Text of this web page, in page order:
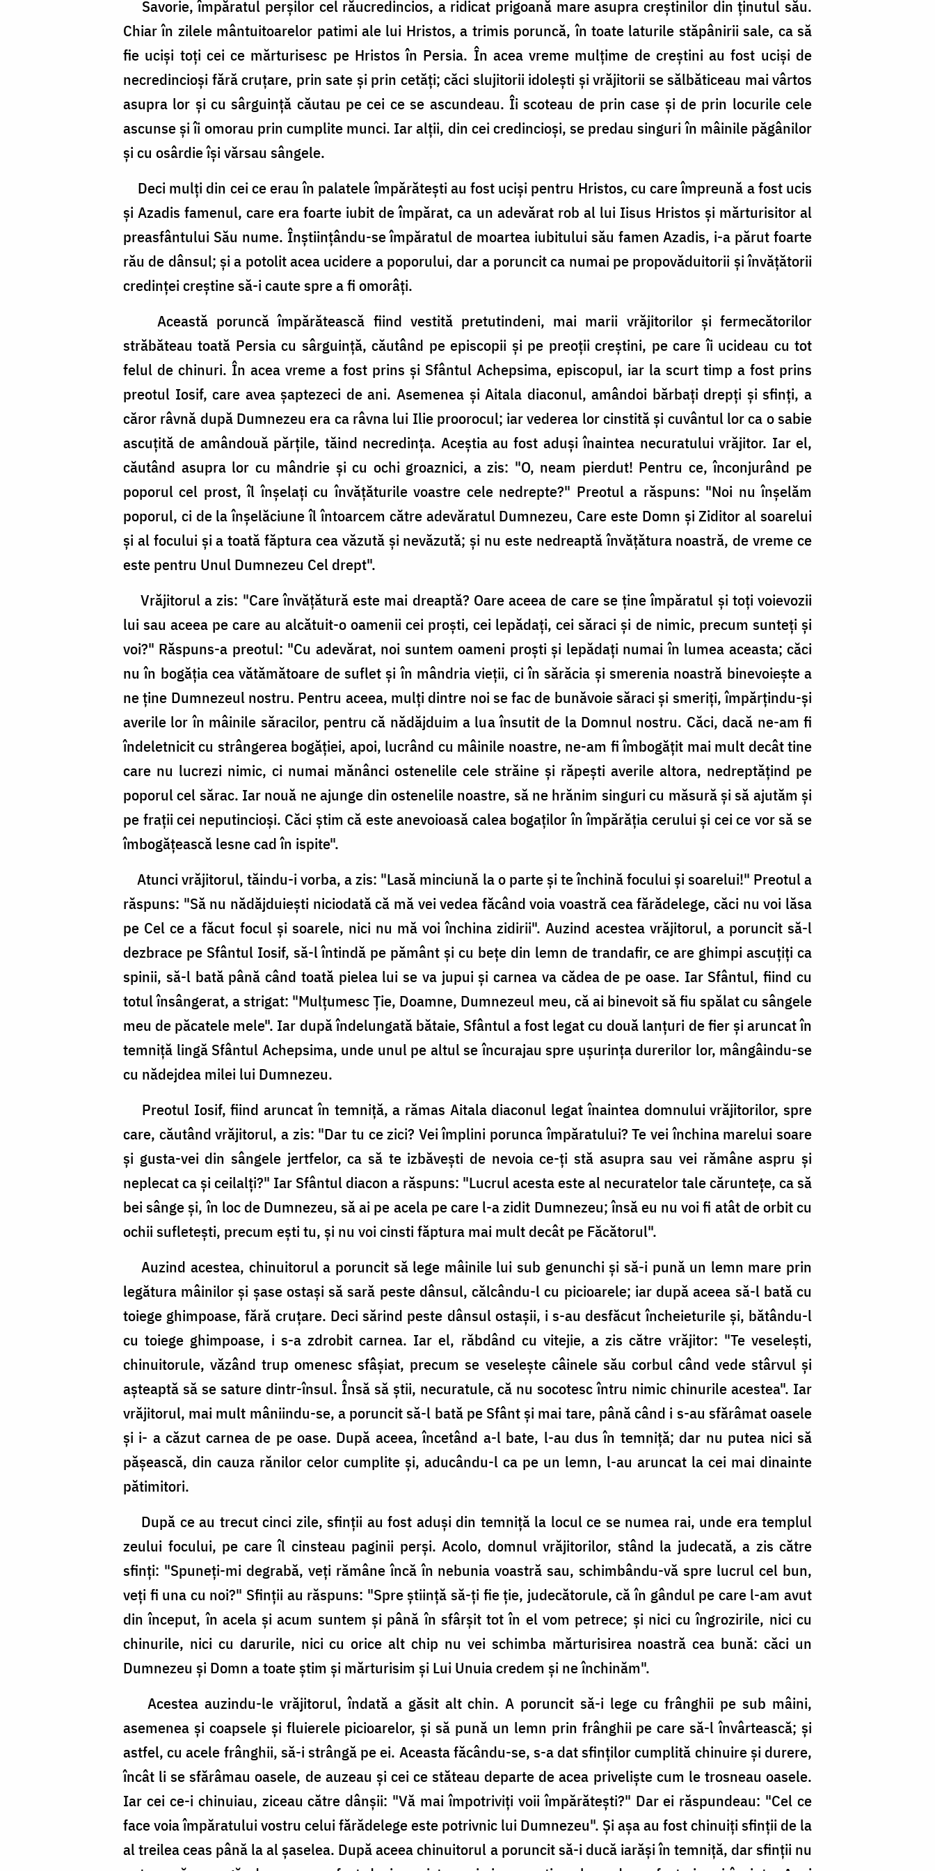
Savorie, împăratul perşilor cel răucredincios, a ridicat prigoană mare asupra creştinilor din ţinutul său.
Chiar în zilele mântuitoarelor patimi ale lui Hristos, a trimis poruncă, în toate laturile stăpânirii sale, ca să
fie ucişi toţi cei ce mărturisesc pe Hristos în Persia. În acea vreme mulţime de creştini au fost ucişi de
necredincioşi fără cruţare, prin sate şi prin cetăţi; căci slujitorii idoleşti şi vrăjitorii se sălbăticeau mai vârtos
asupra lor şi cu sârguinţă căutau pe cei ce se ascundeau. Îi scoteau de prin case şi de prin locurile cele
ascunse şi îi omorau prin cumplite munci. Iar alţii, din cei credincioşi, se predau singuri în mâinile păgânilor
şi cu osârdie îşi vărsau sângele.
Deci mulţi din cei ce erau în palatele împărăteşti au fost ucişi pentru Hristos, cu care împreună a fost ucis
şi Azadis famenul, care era foarte iubit de împărat, ca un adevărat rob al lui Iisus Hristos şi mărturisitor al
preasfântului Său nume. Înştiinţându-se împăratul de moartea iubitului său famen Azadis, i-a părut foarte
rău de dânsul; şi a potolit acea ucidere a poporului, dar a poruncit ca numai pe propovăduitorii şi învăţătorii
credinţei creştine să-i caute spre a fi omorâţi.
Această poruncă împărătească fiind vestită pretutindeni, mai marii vrăjitorilor şi fermecătorilor
străbăteau toată Persia cu sârguinţă, căutând pe episcopii şi pe preoţii creştini, pe care îi ucideau cu tot
felul de chinuri. În acea vreme a fost prins şi Sfântul Achepsima, episcopul, iar la scurt timp a fost prins
preotul Iosif, care avea şaptezeci de ani. Asemenea şi Aitala diaconul, amândoi bărbaţi drepţi şi sfinţi, a
căror râvnă după Dumnezeu era ca râvna lui Ilie proorocul; iar vederea lor cinstită şi cuvântul lor ca o sabie
ascuţită de amândouă părţile, tăind necredinţa. Aceştia au fost aduşi înaintea necuratului vrăjitor. Iar el,
căutând asupra lor cu mândrie şi cu ochi groaznici, a zis: "O, neam pierdut! Pentru ce, înconjurând pe
poporul cel prost, îl înşelaţi cu învăţăturile voastre cele nedrepte?" Preotul a răspuns: "Noi nu înşelăm
poporul, ci de la înşelăciune îl întoarcem către adevăratul Dumnezeu, Care este Domn şi Ziditor al soarelui
şi al focului şi a toată făptura cea văzută şi nevăzută; şi nu este nedreaptă învăţătura noastră, de vreme ce
este pentru Unul Dumnezeu Cel drept".
Vrăjitorul a zis: "Care învăţătură este mai dreaptă? Oare aceea de care se ţine împăratul şi toţi voievozii
lui sau aceea pe care au alcătuit-o oamenii cei proşti, cei lepădaţi, cei săraci şi de nimic, precum sunteţi şi
voi?" Răspuns-a preotul: "Cu adevărat, noi suntem oameni proşti şi lepădaţi numai în lumea aceasta; căci
nu în bogăţia cea vătămătoare de suflet şi în mândria vieţii, ci în sărăcia şi smerenia noastră binevoieşte a
ne ţine Dumnezeul nostru. Pentru aceea, mulţi dintre noi se fac de bunăvoie săraci şi smeriţi, împărţindu-şi
averile lor în mâinile săracilor, pentru că nădăjduim a lua însutit de la Domnul nostru. Căci, dacă ne-am fi
îndeletnicit cu strângerea bogăţiei, apoi, lucrând cu mâinile noastre, ne-am fi îmbogăţit mai mult decât tine
care nu lucrezi nimic, ci numai mănânci ostenelile cele străine şi răpeşti averile altora, nedreptăţind pe
poporul cel sărac. Iar nouă ne ajunge din ostenelile noastre, să ne hrănim singuri cu măsură şi să ajutăm şi
pe fraţii cei neputincioşi. Căci ştim că este anevoioasă calea bogaţilor în împărăţia cerului şi cei ce vor să se
îmbogăţească lesne cad în ispite".
Atunci vrăjitorul, tăindu-i vorba, a zis: "Lasă minciună la o parte şi te închină focului şi soarelui!" Preotul a
răspuns: "Să nu nădăjduieşti niciodată că mă vei vedea făcând voia voastră cea fărădelege, căci nu voi lăsa
pe Cel ce a făcut focul şi soarele, nici nu mă voi închina zidirii". Auzind acestea vrăjitorul, a poruncit să-l
dezbrace pe Sfântul Iosif, să-l întindă pe pământ şi cu beţe din lemn de trandafir, ce are ghimpi ascuţiţi ca
spinii, să-l bată până când toată pielea lui se va jupui şi carnea va cădea de pe oase. Iar Sfântul, fiind cu
totul însângerat, a strigat: "Mulţumesc Ţie, Doamne, Dumnezeul meu, că ai binevoit să fiu spălat cu sângele
meu de păcatele mele". Iar după îndelungată bătaie, Sfântul a fost legat cu două lanţuri de fier şi aruncat în
temniţă lingă Sfântul Achepsima, unde unul pe altul se încurajau spre uşurinţa durerilor lor, mângâindu-se
cu nădejdea milei lui Dumnezeu.
Preotul Iosif, fiind aruncat în temniţă, a rămas Aitala diaconul legat înaintea domnului vrăjitorilor, spre
care, căutând vrăjitorul, a zis: "Dar tu ce zici? Vei împlini porunca împăratului? Te vei închina marelui soare
şi gusta-vei din sângele jertfelor, ca să te izbăveşti de nevoia ce-ţi stă asupra sau vei rămâne aspru şi
neplecat ca şi ceilalţi?" Iar Sfântul diacon a răspuns: "Lucrul acesta este al necuratelor tale cărunteţe, ca să
bei sânge şi, în loc de Dumnezeu, să ai pe acela pe care l-a zidit Dumnezeu; însă eu nu voi fi atât de orbit cu
ochii sufleteşti, precum eşti tu, şi nu voi cinsti făptura mai mult decât pe Făcătorul".
Auzind acestea, chinuitorul a poruncit să lege mâinile lui sub genunchi şi să-i pună un lemn mare prin
legătura mâinilor şi şase ostaşi să sară peste dânsul, călcându-l cu picioarele; iar după aceea să-l bată cu
toiege ghimpoase, fără cruţare. Deci sărind peste dânsul ostaşii, i s-au desfăcut încheieturile şi, bătându-l
cu toiege ghimpoase, i s-a zdrobit carnea. Iar el, răbdând cu vitejie, a zis către vrăjitor: "Te veseleşti,
chinuitorule, văzând trup omenesc sfâşiat, precum se veseleşte câinele său corbul când vede stârvul şi
aşteaptă să se sature dintr-însul. Însă să ştii, necuratule, că nu socotesc întru nimic chinurile acestea". Iar
vrăjitorul, mai mult mâniindu-se, a poruncit să-l bată pe Sfânt şi mai tare, până când i s-au sfărâmat oasele
şi i- a căzut carnea de pe oase. După aceea, încetând a-l bate, l-au dus în temniţă; dar nu putea nici să
păşească, din cauza rănilor celor cumplite şi, aducându-l ca pe un lemn, l-au aruncat la cei mai dinainte
pătimitori.
După ce au trecut cinci zile, sfinţii au fost aduşi din temniţă la locul ce se numea rai, unde era templul
zeului focului, pe care îl cinsteau paginii perşi. Acolo, domnul vrăjitorilor, stând la judecată, a zis către
sfinţi: "Spuneţi-mi degrabă, veţi rămâne încă în nebunia voastră sau, schimbându-vă spre lucrul cel bun,
veţi fi una cu noi?" Sfinţii au răspuns: "Spre ştiinţă să-ţi fie ţie, judecătorule, că în gândul pe care l-am avut
din început, în acela şi acum suntem şi până în sfârşit tot în el vom petrece; şi nici cu îngrozirile, nici cu
chinurile, nici cu darurile, nici cu orice alt chip nu vei schimba mărturisirea noastră cea bună: căci un
Dumnezeu şi Domn a toate ştim şi mărturisim şi Lui Unuia credem şi ne închinăm".
Acestea auzindu-le vrăjitorul, îndată a găsit alt chin. A poruncit să-i lege cu frânghii pe sub mâini,
asemenea şi coapsele şi fluierele picioarelor, şi să pună un lemn prin frânghii pe care să-l învârtească; şi
astfel, cu acele frânghii, să-i strângă pe ei. Aceasta făcându-se, s-a dat sfinţilor cumplită chinuire şi durere,
încât li se sfărâmau oasele, de auzeau şi cei ce stăteau departe de acea privelişte cum le trosneau oasele.
Iar cei ce-i chinuiau, ziceau către dânşii: "Vă mai împotriviţi voii împărăteşti?" Dar ei răspundeau: "Cel ce
face voia împăratului vostru celui fărădelege este potrivnic lui Dumnezeu". Şi aşa au fost chinuiţi sfinţii de la
al treilea ceas până la al şaselea. După aceea chinuitorul a poruncit să-i ducă iarăşi în temniţă, dar sfinţii nu